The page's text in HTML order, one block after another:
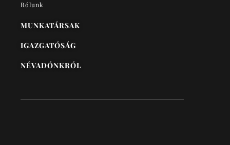
Rólunk
MUNKATÁRSAK
IGAZGATÓSÁG
NÉVADÓNKRÓL